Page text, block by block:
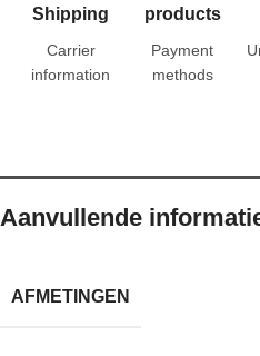
Shipping
Carrier
information
products
Payment
methods
Aanvullende
AFMETINGEN